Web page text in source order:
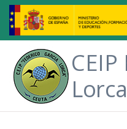
Saut au contenu principal
Lorca